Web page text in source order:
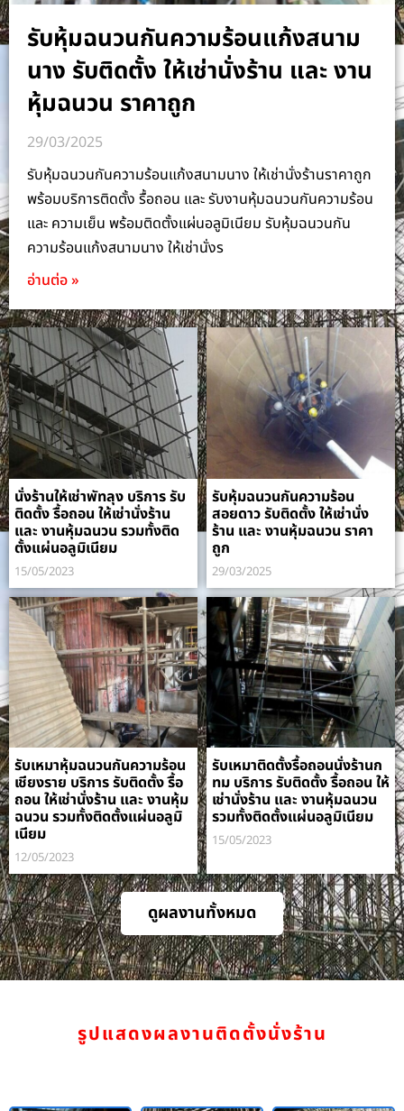
รับหุ้มฉนวนกันความร้อนแก้งสนาม
นาง รับติดตั้ง ให้เช่านั่งร้าน และ งาน
หุ้มฉนวน ราคาถูก
29/03/2025
รับหุ้มฉนวนกันความร้อนแก้งสนามนาง ให้เช่านั่งร้านราคาถูก
พร้อมบริการติดตั้ง รื้อถอน และ รับงานหุ้มฉนวนกันความร้อน
และ ความเย็น พร้อมติดตั้งแผ่นอลูมิเนียม รับหุ้มฉนวนกัน
ความร้อนแก้งสนามนาง ให้เช่านั่งร
อ่านต่อ »
นั่งร้านให้เช่าพัทลุง บริการ รับ
ติดตั้ง รื้อถอน ให้เช่านั่งร้าน
และ งานหุ้มฉนวน รวมทั้งติด
ตั้งแผ่นอลูมิเนียม
15/05/2023
รับหุ้มฉนวนกันความร้อน
สอยดาว รับติดตั้ง ให้เช่านั่ง
ร้าน และ งานหุ้มฉนวน ราคา
ถูก
29/03/2025
รับเหมาหุ้มฉนวนกันความร้อน
เชียงราย บริการ รับติดตั้ง รื้อ
ถอน ให้เช่านั่งร้าน และ งานหุ้ม
ฉนวน รวมทั้งติดตั้งแผ่นอลูมิ
เนียม
12/05/2023
รับเหมาติดตั้งรื้อถอนนั่งร้านก
ทม บริการ รับติดตั้ง รื้อถอน ให้
เช่านั่งร้าน และ งานหุ้มฉนวน
รวมทั้งติดตั้งแผ่นอลูมิเนียม
15/05/2023
ดูผลงานทั้งหมด
รูปแสดงผลงานติดตั้งนั่งร้าน